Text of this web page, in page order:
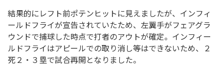
結果的にレフト前ポテンヒットに見えましたが、インフィ
ールドフライが宣告されていたため、左翼手がフェアグラ
ウンドで捕球した時点で打者のアウトが確定。インフィー
ルドフライはアピールでの取り消し等はできないため、２
死２・３塁で試合再開となりました。